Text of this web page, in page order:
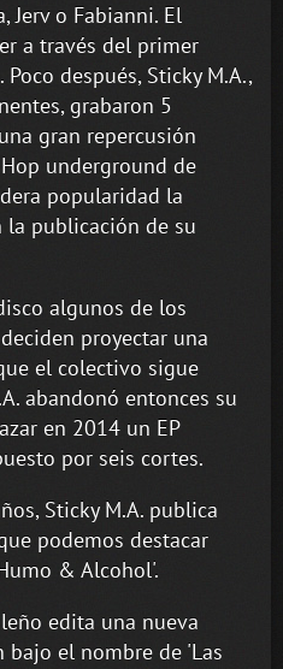
Jerv o Fabianni. El
a través del primer
después, Sticky M.A.,
grabaron 5
gran repercusión
underground de
popularidad la
la publicación de su
algunos de los
proyectar una
el colectivo sigue
abandonó entonces su
en 2014 un EP
por seis cortes.
Sticky M.A. publica
podemos destacar
& Alcohol'.
edita una nueva
bajo el nombre de 'Las